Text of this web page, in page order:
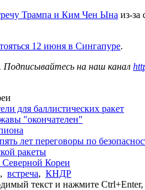
Трампа и Ким Чен Ына из-
12 июня в Сингапуре.
Подписывайтесь на наш канал
для баллистических ракет
"окончателен"
лет переговоры по
ракеты
Северной Кореи
, встреча, КНДР
текст и нажмите